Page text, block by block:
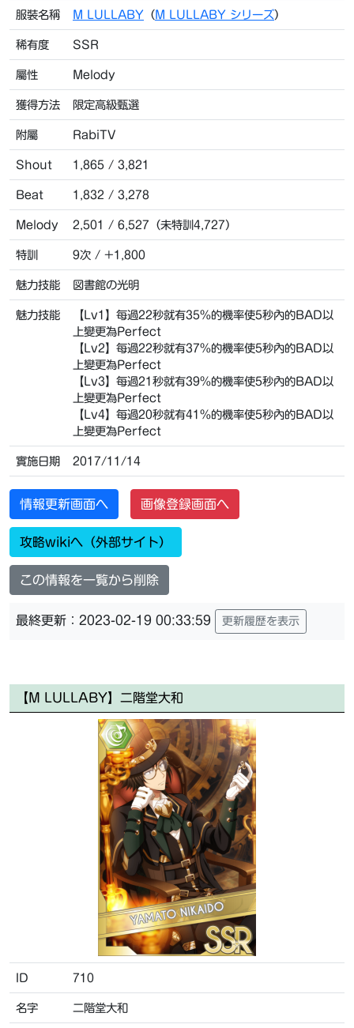
服裝名稱 M LULLABY （ M LULLABY シリーズ）
稀有度 SSR
屬性 Melody
獲得方法 限定高級甄選
附屬 RabiTV
Shout 1,865 / 3,821
Beat 1,832 / 3,278
Melody 2,501 / 6,527（未特訓4,727）
特訓 9次 / +1,800
魅力技能 図書館の光明
魅力技能
【Lv1】每過22秒就有35%的機率使5秒內的BAD以
上變更為Perfect
【Lv2】每過22秒就有37%的機率使5秒內的BAD以
上變更為Perfect
【Lv3】每過21秒就有39%的機率使5秒內的BAD以
上變更為Perfect
【Lv4】每過20秒就有41%的機率使5秒內的BAD以
上變更為Perfect
實施日期 2017/11/14
情報更新画面へ 画像登録画面へ
攻略wikiへ（外部サイト）
この情報を一覧から削除
最終更新：2023-02-19 00:33:59 更新履歴を表示
【M LULLABY】二階堂大和
ID 710
名字 二階堂大和